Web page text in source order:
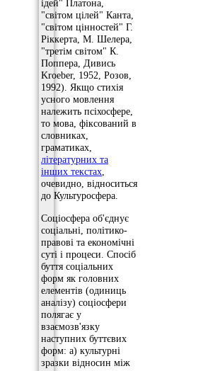
ідей" Платона,
"світом цілей" Канта,
"світом цінностей" Г.
Ріккерта, М. Шелера,
"третім світом" К.
Поппера, Дивись
Kroeber, 1952, Розов,
1992). Якщо стихія
усного мовлення
належить псіхосфере,
то мова, фіксований в
словниках,
граматиках,
літературних та
інших текстах
очевидно, відноситься
до Культуросфера.
Соціосфера об'єднує
соціальні, політико-
правові та економічні
суті і процеси. Спосіб
буття соціальних
форм як головних
елементів (одиниць
аналізу) соціосфери
полягає у
взаємозв'язку
наступних буттєвих
форм: а) культурні
зразки відносин між